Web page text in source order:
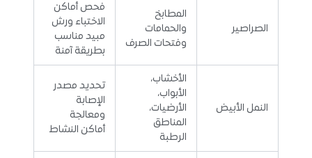
الصراصير
المطابخ
والحمامات
وفتحات الصرف
فحص أماكن
الاختباء ورش
مبيد مناسب
بطريقة آمنة
النمل الأبيض
الأخشاب،
الأبواب،
الأرضيات،
المناطق
الرطبة
تحديد مصدر
الإصابة
ومعالجة
أماكن النشاط